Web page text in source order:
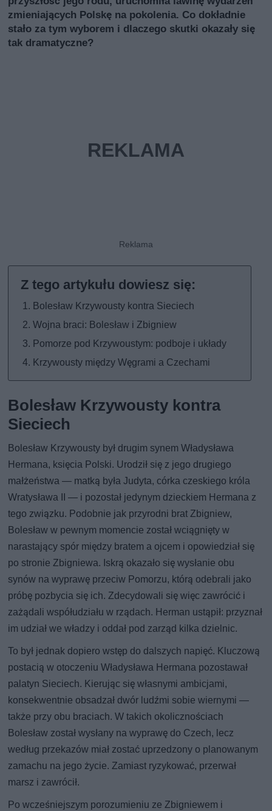
zmieniających Polskę na pokolenia. Co dokładnie
stało za tym wyborem i dlaczego skutki okazały się
tak dramatyczne?
Bolesław Krzywousty kontra Sieciech
Wojna braci: Bolesław i Zbigniew
Pomorze pod Krzywoustym: podboje i układy
Krzywousty między Węgrami a Czechami
Bolesław Krzywousty kontra
Sieciech
Bolesław Krzywousty był drugim synem Władysława
Hermana, księcia Polski. Urodził się z jego drugiego
małżeństwa — matką była Judyta, córka czeskiego króla
Wratysława II — i pozostał jedynym dzieckiem Hermana z
tego związku. Podobnie jak przyrodni brat Zbigniew,
Bolesław w pewnym momencie został wciągnięty w
narastający spór między bratem a ojcem i opowiedział się
po stronie Zbigniewa. Iskrą okazało się wysłanie obu
synów na wyprawę przeciw Pomorzu, którą odebrali jako
próbę pozbycia się ich. Zdecydowali się więc zawrócić i
zażądali współudziału w rządach. Herman ustąpił: przyznał
im udział we władzy i oddał pod zarząd kilka dzielnic.
To był jednak dopiero wstęp do dalszych napięć. Kluczową
postacią w otoczeniu Władysława Hermana pozostawał
palatyn Sieciech. Kierując się własnymi ambicjami,
konsekwentnie obsadzał dwór ludźmi sobie wiernymi —
także przy obu braciach. W takich okolicznościach
Bolesław został wysłany na wyprawę do Czech, lecz
według przekazów miał zostać uprzedzony o planowanym
zamachu na jego życie. Zamiast ryzykować, przerwał
marsz i zawrócił.
Po wcześniejszym porozumieniu ze Zbigniewem i